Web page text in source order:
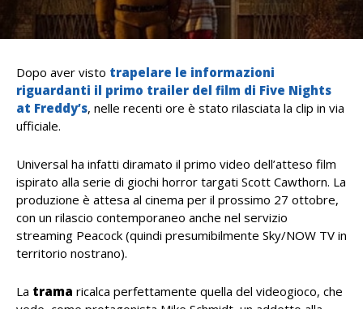
Dopo aver visto trapelare le informazioni
riguardanti il primo trailer del film di Five Nights
at Freddy’s, nelle recenti ore è stato rilasciata la clip in via
ufficiale.
Universal ha infatti diramato il primo video dell’atteso film
ispirato alla serie di giochi horror targati Scott Cawthorn. La
produzione è attesa al cinema per il prossimo 27 ottobre,
con un rilascio contemporaneo anche nel servizio
streaming Peacock (quindi presumibilmente Sky/NOW TV in
territorio nostrano).
La trama ricalca perfettamente quella del videogioco, che